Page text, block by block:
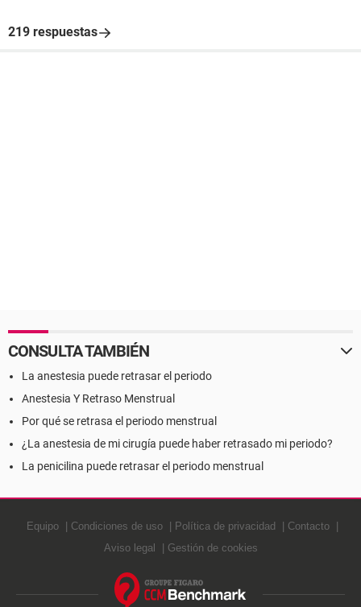
219 respuestas
CONSULTA TAMBIÉN
La anestesia puede retrasar el periodo
Anestesia Y Retraso Menstrual
Por qué se retrasa el periodo menstrual
¿La anestesia de mi cirugía puede haber retrasado mi periodo?
La penicilina puede retrasar el periodo menstrual
Equipo Condiciones de uso Política de privacidad
Contacto
Aviso legal
Gestión de cookies